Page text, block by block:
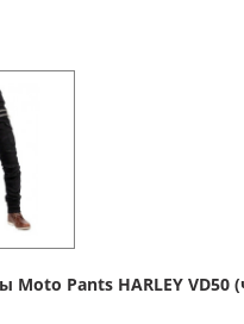
Moto Pants HARLEY VD50